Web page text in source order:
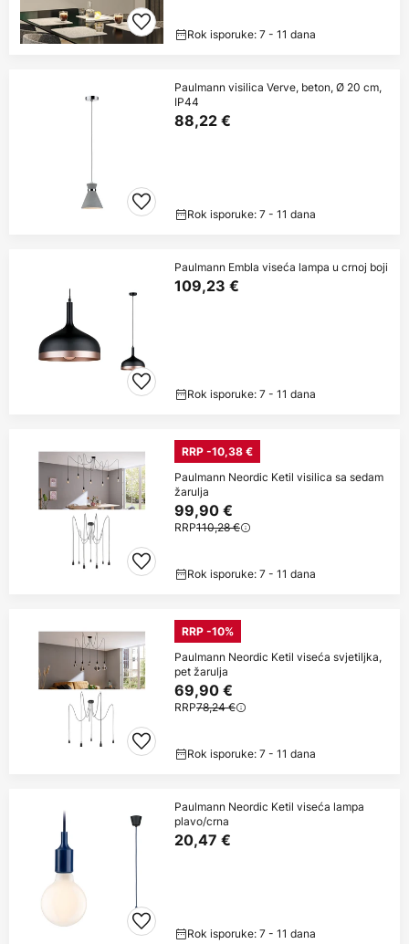
Rok isporuke: 7 - 11 dana
Paulmann visilica Verve, beton, Ø 20 cm,
IP44
88,22 €
Rok isporuke: 7 - 11 dana
Paulmann Embla viseća lampa u crnoj boji
109,23 €
Rok isporuke: 7 - 11 dana
RRP -10,38 €
Paulmann Neordic Ketil visilica sa sedam
žarulja
99,90 €
RRP110,28 €
Rok isporuke: 7 - 11 dana
RRP -10%
Paulmann Neordic Ketil viseća svjetiljka,
pet žarulja
69,90 €
RRP78,24 €
Rok isporuke: 7 - 11 dana
Paulmann Neordic Ketil viseća lampa
plavo/crna
20,47 €
Rok isporuke: 7 - 11 dana